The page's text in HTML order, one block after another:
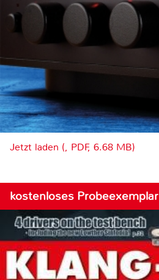
Jetzt laden (, PDF, 6.68 MB)
kostenloses Probeexemplar